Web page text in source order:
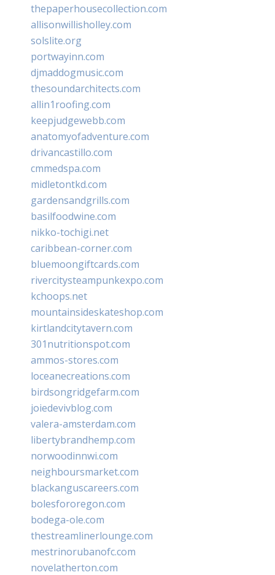
thepaperhousecollection.com
allisonwillisholley.com
solslite.org
portwayinn.com
djmaddogmusic.com
thesoundarchitects.com
allin1roofing.com
keepjudgewebb.com
anatomyofadventure.com
drivancastillo.com
cmmedspa.com
midletontkd.com
gardensandgrills.com
basilfoodwine.com
nikko-tochigi.net
caribbean-corner.com
bluemoongiftcards.com
rivercitysteampunkexpo.com
kchoops.net
mountainsideskateshop.com
kirtlandcitytavern.com
301nutritionspot.com
ammos-stores.com
loceanecreations.com
birdsongridgefarm.com
joiedevivblog.com
valera-amsterdam.com
libertybrandhemp.com
norwoodinnwi.com
neighboursmarket.com
blackanguscareers.com
bolesfororegon.com
bodega-ole.com
thestreamlinerlounge.com
mestrinorubanofc.com
novelatherton.com